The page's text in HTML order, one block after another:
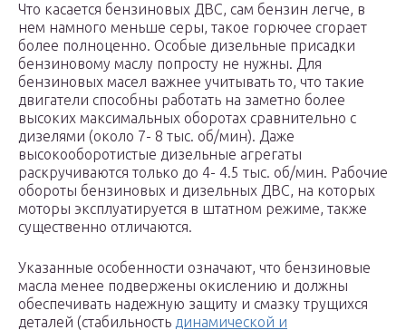
Что касается бензиновых ДВС, сам бензин легче, в
нем намного меньше серы, такое горючее сгорает
более полноценно. Особые дизельные присадки
бензиновому маслу попросту не нужны. Для
бензиновых масел важнее учитывать то, что такие
двигатели способны работать на заметно более
высоких максимальных оборотах сравнительно с
дизелями (около 7- 8 тыс. об/мин). Даже
высокооборотистые дизельные агрегаты
раскручиваются только до 4- 4.5 тыс. об/мин. Рабочие
обороты бензиновых и дизельных ДВС, на которых
моторы эксплуатируется в штатном режиме, также
существенно отличаются.
Указанные особенности означают, что бензиновые
масла менее подвержены окислению и должны
обеспечивать надежную защиту и смазку трущихся
деталей (стабильность динамической и